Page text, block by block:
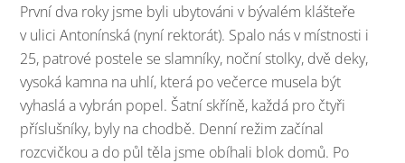
První dva roky jsme byli ubytováni v bývalém klášteře
v ulici Antonínská (nyní rektorát). Spalo nás v místnosti i
25, patrové postele se slamníky, noční stolky, dvě deky,
vysoká kamna na uhlí, která po večerce musela být
vyhaslá a vybrán popel. Šatní skříně, každá pro čtyři
příslušníky, byly na chodbě. Denní režim začínal
rozcvičkou a do půl těla jsme obíhali blok domů. Po